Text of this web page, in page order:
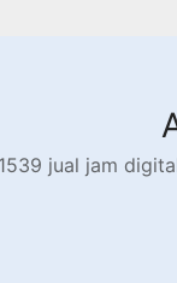
jual jam